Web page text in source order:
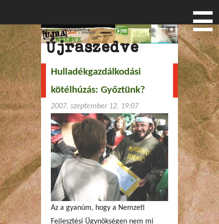
Jelenlegi hely
Címlap» Újraszedve
Újraszedve
Hulladékgazdálkodási
kötélhúzás: Győztünk?
2007. szeptember 12. 19:07
Az a gyanúm, hogy a Nemzeti
Fejlesztési Ügynökségen nem mi